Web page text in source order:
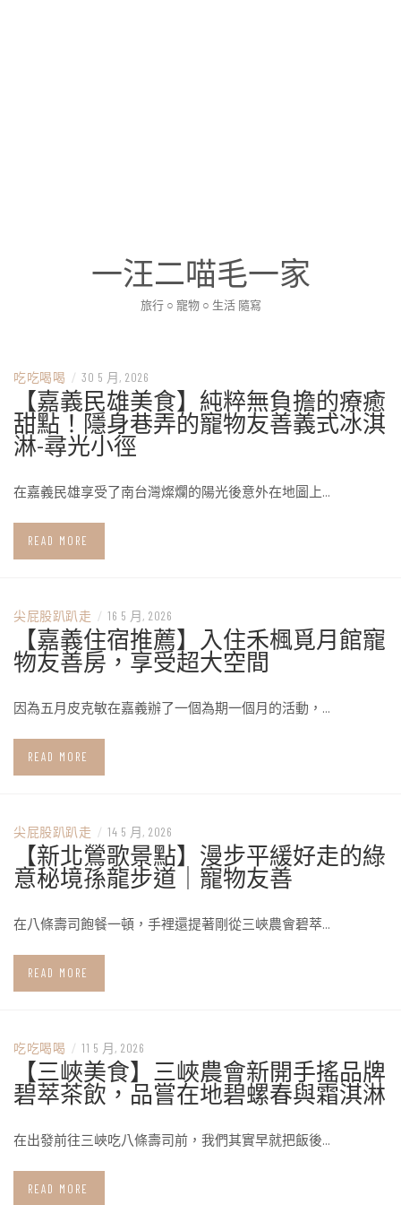
一汪二喵毛一家
旅行 ○ 寵物 ○ 生活 隨寫
吃吃喝喝 / 30 5 月, 2026
【嘉義民雄美食】純粹無負擔的療癒
甜點！隱身巷弄的寵物友善義式冰淇
淋-尋光小徑
在嘉義民雄享受了南台灣燦爛的陽光後意外在地圖上…
READ MORE
尖屁股趴趴走 / 16 5 月, 2026
【嘉義住宿推薦】入住禾楓覓月館寵
物友善房，享受超大空間
因為五月皮克敏在嘉義辦了一個為期一個月的活動，…
READ MORE
尖屁股趴趴走 / 14 5 月, 2026
【新北鶯歌景點】漫步平緩好走的綠
意秘境孫龍步道｜寵物友善
在八條壽司飽餐一頓，手裡還提著剛從三峽農會碧萃…
READ MORE
吃吃喝喝 / 11 5 月, 2026
【三峽美食】三峽農會新開手搖品牌
碧萃茶飲，品嘗在地碧螺春與霜淇淋
在出發前往三峽吃八條壽司前，我們其實早就把飯後…
READ MORE